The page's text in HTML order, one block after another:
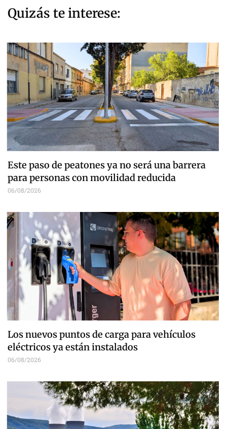
Quizás te interese:
Este paso de peatones ya no será una barrera
para personas con movilidad reducida
06/08/2026
Los nuevos puntos de carga para vehículos
eléctricos ya están instalados
06/08/2026